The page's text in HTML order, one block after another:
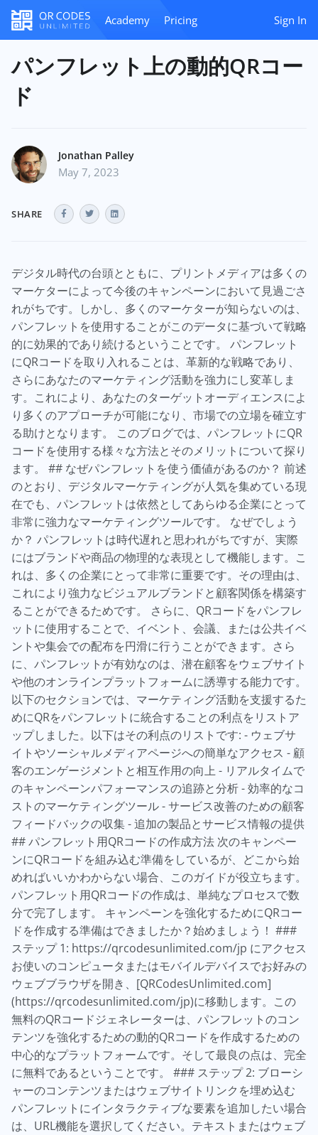
Academy Pricing Sign In
パンフレット上の動的QRコー
ド
Jonathan Palley
May 7, 2023
SHARE
デジタル時代の台頭とともに、プリントメディアは多くの
マーケターによって今後のキャンペーンにおいて見過ごさ
れがちです。しかし、多くのマーケターが知らないのは、
パンフレットを使用することがこのデータに基づいて戦略
的に効果的であり続けるということです。 パンフレット
にQRコードを取り入れることは、革新的な戦略であり、
さらにあなたのマーケティング活動を強力にし変革しま
す。これにより、あなたのターゲットオーディエンスによ
り多くのアプローチが可能になり、市場での立場を確立す
る助けとなります。 このブログでは、パンフレットにQR
コードを使用する様々な方法とそのメリットについて探り
ます。 ## なぜパンフレットを使う価値があるのか？ 前述
のとおり、デジタルマーケティングが人気を集めている現
在でも、パンフレットは依然としてあらゆる企業にとって
非常に強力なマーケティングツールです。 なぜでしょう
か？ パンフレットは時代遅れと思われがちですが、実際
にはブランドや商品の物理的な表現として機能します。こ
れは、多くの企業にとって非常に重要です。その理由は、
これにより強力なビジュアルブランドと顧客関係を構築す
ることができるためです。 さらに、QRコードをパンフレ
ットに使用することで、イベント、会議、または公共イベ
ントや集会での配布を円滑に行うことができます。さら
に、パンフレットが有効なのは、潜在顧客をウェブサイト
や他のオンラインプラットフォームに誘導する能力です。
以下のセクションでは、マーケティング活動を支援するた
めにQRをパンフレットに統合することの利点をリストア
ップしました。以下はその利点のリストです: - ウェブサ
イトやソーシャルメディアページへの簡単なアクセス - 顧
客のエンゲージメントと相互作用の向上 - リアルタイムで
のキャンペーンパフォーマンスの追跡と分析 - 効率的なコ
ストのマーケティングツール - サービス改善のための顧客
フィードバックの収集 - 追加の製品とサービス情報の提供
## パンフレット用QRコードの作成方法 次のキャンペー
ンにQRコードを組み込む準備をしているが、どこから始
めればいいかわからない場合、このガイドが役立ちます。
パンフレット用QRコードの作成は、単純なプロセスで数
分で完了します。 キャンペーンを強化するためにQRコー
ドを作成する準備はできましたか？始めましょう！ ###
ステップ 1: https://qrcodesunlimited.com/jp にアクセス
お使いのコンピュータまたはモバイルデバイスでお好みの
ウェブブラウザを開き、[QRCodesUnlimited.com]
(https://qrcodesunlimited.com/jp)に移動します。この
無料のQRコードジェネレーターは、パンフレットのコン
テンツを強化するための動的QRコードを作成するための
中心的なプラットフォームです。そして最良の点は、完全
に無料であるということです。 ### ステップ 2: ブローシ
ャーのコンテンツまたはウェブサイトリンクを埋め込む
パンフレットにインタラクティブな要素を追加したい場合
は、URL機能を選択してください。テキストまたはウェブ